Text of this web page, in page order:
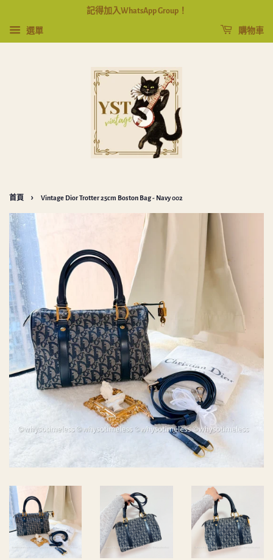
記得加入WhatsApp Group！
選單 購物車
首頁 › Vintage Dior Trotter 25cm Boston Bag - Navy 002